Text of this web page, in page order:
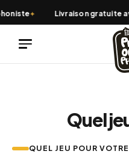
au
contenu
✦ Livraison gratuite
Quel
QUEL JEU POUR